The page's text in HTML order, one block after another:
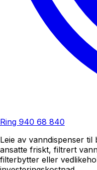
Ring 940 68 840
Leie av vanndispenser
ansatte friskt, filtrert
filterbytter eller